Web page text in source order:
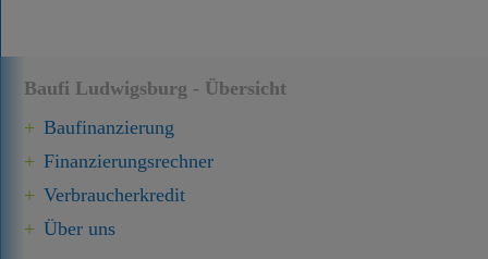
Baufi Ludwigsburg - Übersicht
Baufinanzierung
Finanzierungsrechner
Verbraucherkredit
Über uns